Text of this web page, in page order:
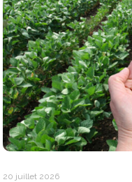
20 juillet 2026